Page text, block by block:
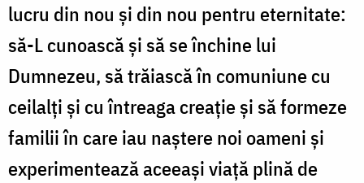
lucru din nou și din nou pentru eternitate:
să-L cunoască și să se închine lui
Dumnezeu, să trăiască în comuniune cu
ceilalți și cu întreaga creație și să formeze
familii în care iau naștere noi oameni și
experimentează aceeași viață plină de